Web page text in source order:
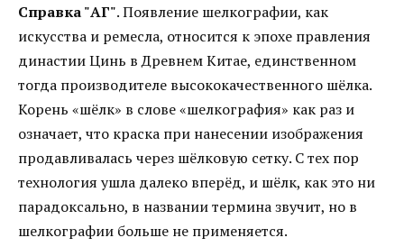
Справка "АГ". Появление шелкографии, как
искусства и ремесла, относится к эпохе правления
династии Цинь в Древнем Китае, единственном
тогда производителе высококачественного шёлка.
Корень «шёлк» в слове «шелкография» как раз и
означает, что краска при нанесении изображения
продавливалась через шёлковую сетку. С тех пор
технология ушла далеко вперёд, и шёлк, как это ни
парадоксально, в названии термина звучит, но в
шелкографии больше не применяется.